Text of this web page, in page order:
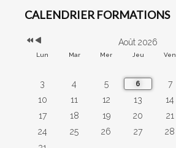
CALENDRIER FORMATIONS
Août 2026
Lun Mar Mer Jeu Ven
3
4 5 6 7
10
11 12 13 14
17
18 19 20 21
24
25 26 27 28